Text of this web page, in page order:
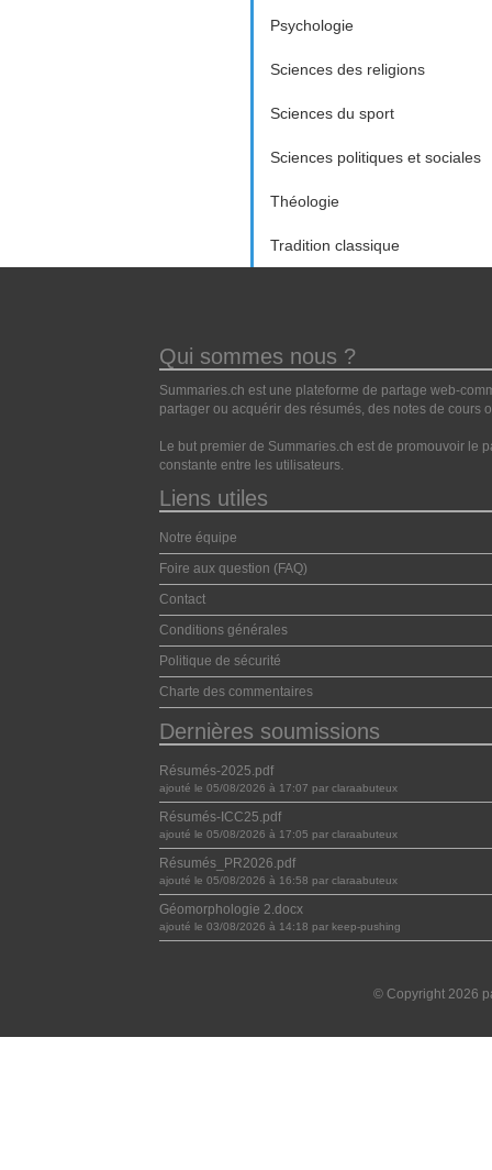
Psychologie
Sciences des religions
Sciences du sport
Sciences politiques et sociales
Théologie
Tradition classique
Qui sommes nous ?
Summaries.ch est une plateforme de partage web-
partager ou acquérir des résumés, des notes de cours
Le but premier de Summaries.ch est de promouvoir le
constante entre les utilisateurs.
Liens utiles
Notre équipe
Foire aux question (FAQ)
Contact
Conditions générales
Politique de sécurité
Charte des commentaires
Dernières soumissions
Résumés-2025.pdf
ajouté le 05/08/2026 à 17:07 par claraabuteux
Résumés-ICC25.pdf
ajouté le 05/08/2026 à 17:05 par claraabuteux
Résumés_PR2026.pdf
ajouté le 05/08/2026 à 16:58 par claraabuteux
Géomorphologie 2.docx
ajouté le 03/08/2026 à 14:18 par keep-pushing
© Copyright 2026